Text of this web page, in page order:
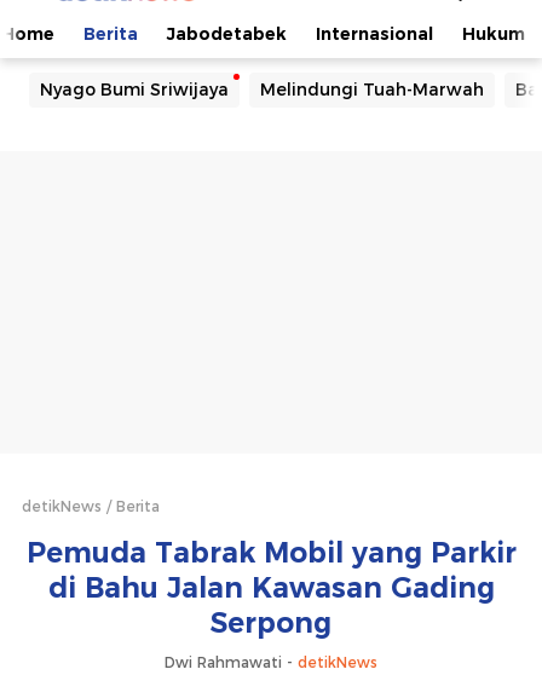
Home Berita Jabodetabek Internasional Hukum
Nyago Bumi Sriwijaya Melindungi Tuah-Marwah
detikNews Berita
Pemuda Tabrak Mobil yang Parkir
di Bahu Jalan Kawasan Gading
Serpong
Dwi Rahmawati - detikNews